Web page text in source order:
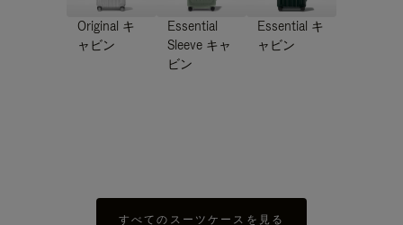
Original キ
ャビン
Essential
Sleeve キャ
ビン
Essential キ
ャビン
すべてのスーツケースを見る